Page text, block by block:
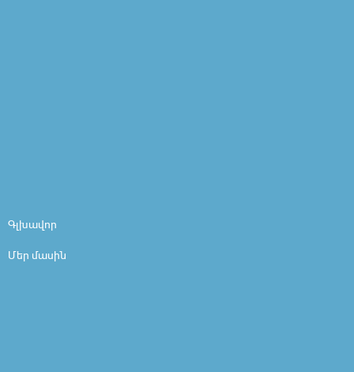
Գլխավոր
Մեր մասին